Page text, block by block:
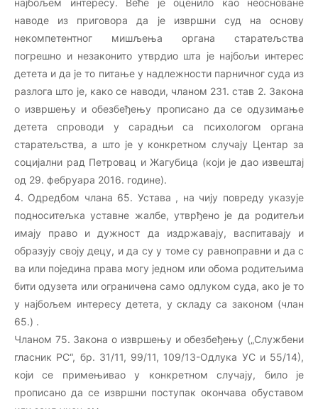
најбољем интересу. Веће је оценило као неосноване
наводе из приговора да је извршни суд на основу
некомпетентног мишљења органа старатељства
погрешно и незаконито утврдио шта је најбољи интерес
детета и да је то питање у надлежности парничног суда из
разлога што је, како се наводи, чланом 231. став 2. Закона
о извршењу и обезбеђењу прописано да се одузимање
детета спроводи у сарадњи са психологом органа
старатељства, а што је у конкретном случају Центар за
социјални рад Петровац и Жагубица (који је дао извештај
од 29. фебруара 2016. године).
4. Одредбом члана 65. Устава , на чију повреду указује
подноситељка уставне жалбе, утврђено је да родитељи
имају право и дужност да издржавају, васпитавају и
образују своју децу, и да су у томе су равноправни и да с
ва или поједина права могу једном или обома родитељима
бити одузета или ограничена само одлуком суда, ако је то
у најбољем интересу детета, у складу са законом (члан
65.) .
Чланом 75. Закона о извршењу и обезбеђењу („Службени
гласник РС“, бр. 31/11, 99/11, 109/13-Одлука УС и 55/14),
који се примењивао у конкретном случају, било је
прописано да се извршни поступак окончава обуставом